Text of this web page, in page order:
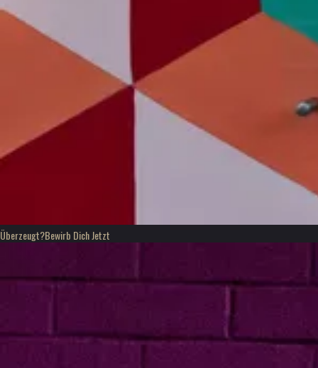
Überzeugt?Bewirb Dich Jetzt